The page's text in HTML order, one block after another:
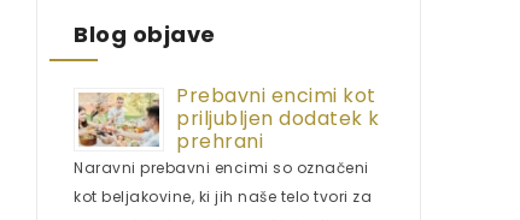
Blog objave
Prebavni encimi kot
priljubljen dodatek k
prehrani
Naravni prebavni encimi so označeni
kot beljakovine, ki jih naše telo tvori za